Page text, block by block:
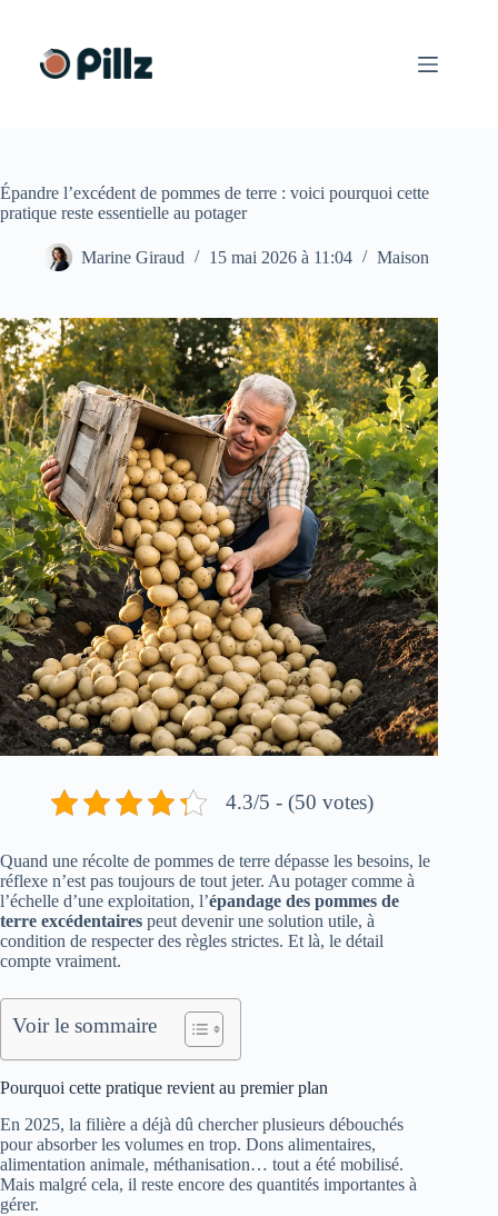
contenu
Épandre l’excédent de pommes de terre : voici pourquoi cette
pratique reste essentielle au potager
Marine Giraud 15 mai 2026 à 11:04 Maison
4.3/5 - (50 votes)
Quand une récolte de pommes de terre dépasse les besoins, le
réflexe n’est pas toujours de tout jeter. Au potager comme à
l’échelle d’une exploitation, l’épandage des pommes de
terre excédentaires peut devenir une solution utile, à
condition de respecter des règles strictes. Et là, le détail
compte vraiment.
Voir le sommaire
Pourquoi cette pratique revient au premier plan
En 2025, la filière a déjà dû chercher plusieurs débouchés
pour absorber les volumes en trop. Dons alimentaires,
alimentation animale, méthanisation… tout a été mobilisé.
Mais malgré cela, il reste encore des quantités importantes à
gérer.